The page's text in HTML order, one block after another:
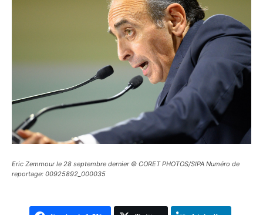
Eric Zemmour le 28 septembre dernier © CORET PHOTOS/SIPA Numéro de
reportage: 00925892_000035